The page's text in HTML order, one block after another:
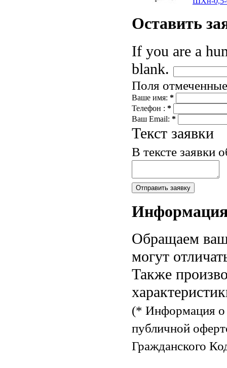
Оставить
If you are a
blank.
Поля
Ваше имя: *
Телефон : *
Ваш Email: *
Текст заявки
В тексте заявки
Обращаем
могут
Также
(* Информация о
публичной
Гражданского